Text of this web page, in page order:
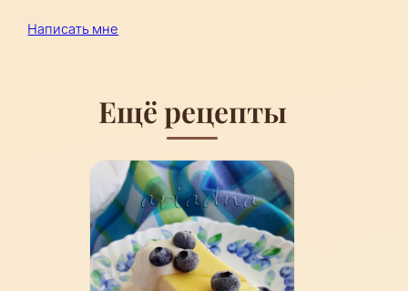
Написать мне
Ещё рецепты